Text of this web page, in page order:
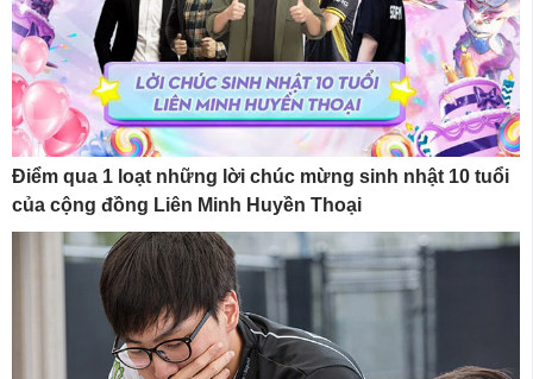
Điểm qua 1 loạt những lời chúc mừng sinh nhật 10 tuổi
của cộng đồng Liên Minh Huyền Thoại